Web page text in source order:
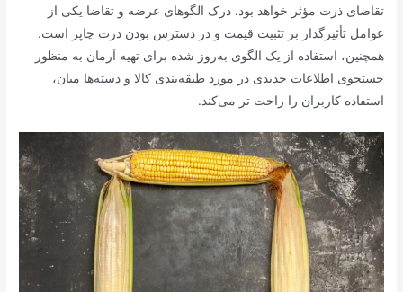
تقاضای ذرت مؤثر خواهد بود. درک الگوهای عرضه و تقاضا یکی از
عوامل تأثیرگذار بر تثبیت قیمت و در دسترس بودن ذرت چاپر است.
همچنین، استفاده از یک الگوی به‌روز شده برای تهیه آرمان به منظور
جستجوی اطلاعات جدیدی در مورد طبقه‌بندی کالا و دسته‌ها میان،
استفاده کاربران را راحت تر می‌کند.